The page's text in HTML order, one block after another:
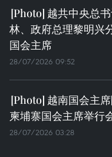
越共中央总
林、政府总理黎明兴
国会主席
28/07/2026 09:52
越南国会主
柬埔寨国会主席举行
28/07/2026 03:28